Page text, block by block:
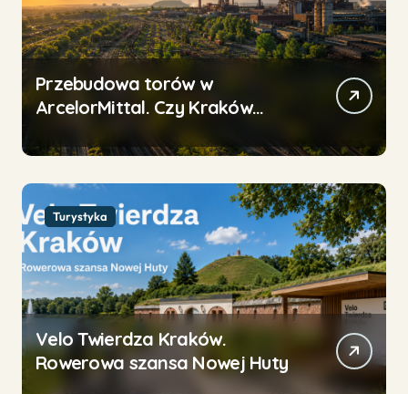
Przebudowa torów w
ArcelorMittal. Czy Kraków
mieszkańców Nowej Huty?
Turystyka
Velo Twierdza Kraków.
Rowerowa szansa Nowej Huty